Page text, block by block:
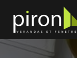
contenu